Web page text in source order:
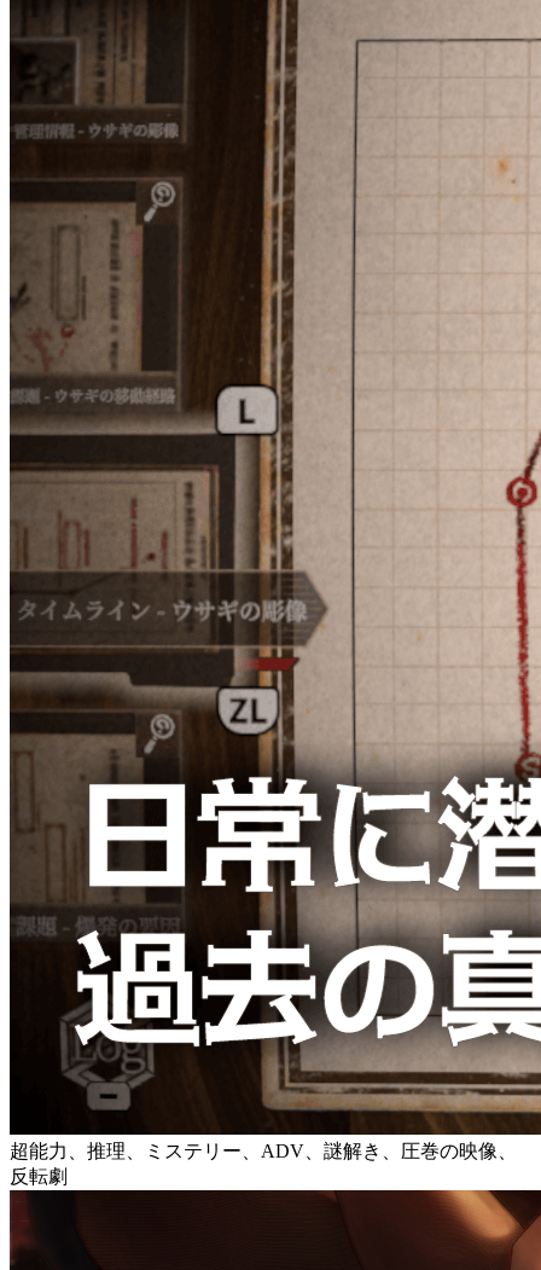
超能力、推理、ミステリー、ADV、謎解き、圧巻の映像、
反転劇